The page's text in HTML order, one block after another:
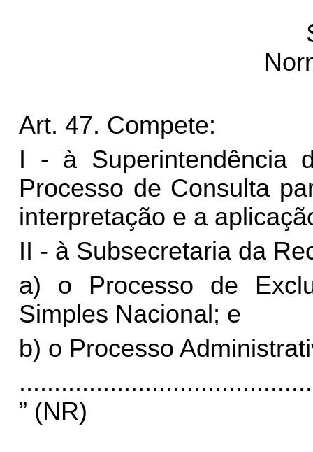
Art. 47. Compete:
I - à Superintendência
Processo de Consulta
interpretação e a
II - à Subsecretaria da
a) o Processo de
Simples Nacional; e
b) o Processo
” (NR)